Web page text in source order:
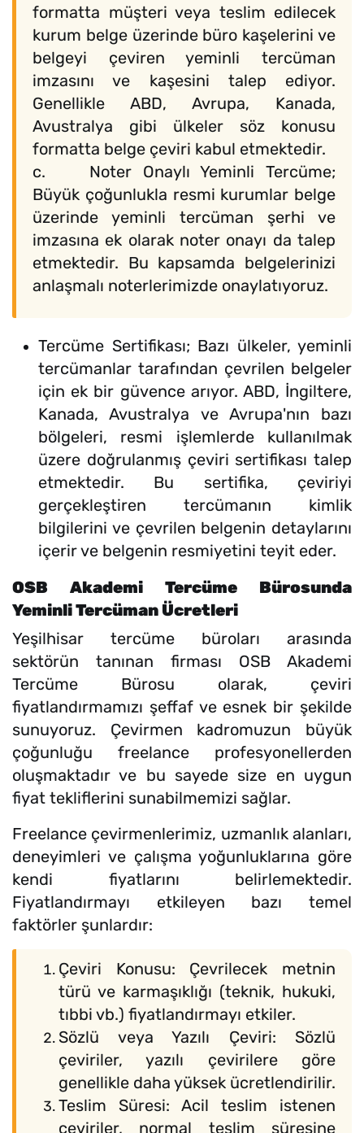
formatta müşteri veya teslim edilecek
kurum belge üzerinde büro kaşelerini ve
belgeyi çeviren yeminli tercüman
imzasını ve kaşesini talep ediyor.
Genellikle ABD, Avrupa, Kanada,
Avustralya gibi ülkeler söz konusu
formatta belge çeviri kabul etmektedir.
c. Noter Onaylı Yeminli Tercüme;
Büyük çoğunlukla resmi kurumlar belge
üzerinde yeminli tercüman şerhi ve
imzasına ek olarak noter onayı da talep
etmektedir. Bu kapsamda belgelerinizi
anlaşmalı noterlerimizde onaylatıyoruz.
Tercüme Sertifikası; Bazı ülkeler, yeminli
tercümanlar tarafından çevrilen belgeler
için ek bir güvence arıyor. ABD, İngiltere,
Kanada, Avustralya ve Avrupa'nın bazı
bölgeleri, resmi işlemlerde kullanılmak
üzere doğrulanmış çeviri sertifikası talep
etmektedir. Bu sertifika, çeviriyi
gerçekleştiren tercümanın kimlik
bilgilerini ve çevrilen belgenin detaylarını
içerir ve belgenin resmiyetini teyit eder.
OSB Akademi Tercüme Bürosunda
Yeminli Tercüman Ücretleri
Yeşilhisar tercüme büroları arasında
sektörün tanınan firması OSB Akademi
Tercüme Bürosu olarak, çeviri
fiyatlandırmamızı şeffaf ve esnek bir şekilde
sunuyoruz. Çevirmen kadromuzun büyük
çoğunluğu freelance profesyonellerden
oluşmaktadır ve bu sayede size en uygun
fiyat tekliflerini sunabilmemizi sağlar.
Freelance çevirmenlerimiz, uzmanlık alanları,
deneyimleri ve çalışma yoğunluklarına göre
kendi fiyatlarını belirlemektedir.
Fiyatlandırmayı etkileyen bazı temel
faktörler şunlardır:
Çeviri Konusu: Çevrilecek metnin
türü ve karmaşıklığı (teknik, hukuki,
tıbbi vb.) fiyatlandırmayı etkiler.
Sözlü veya Yazılı Çeviri: Sözlü
çeviriler, yazılı çevirilere göre
genellikle daha yüksek ücretlendirilir.
Teslim Süresi: Acil teslim istenen
çeviriler, normal teslim süresine